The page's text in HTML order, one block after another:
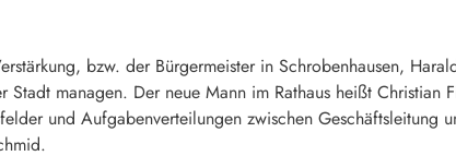
bzw. der Bürgermeister in Schrobenhausen,
managen. Der neue Mann im Rathaus heißt Christian
und Aufgabenverteilungen zwischen Geschäftsleitung